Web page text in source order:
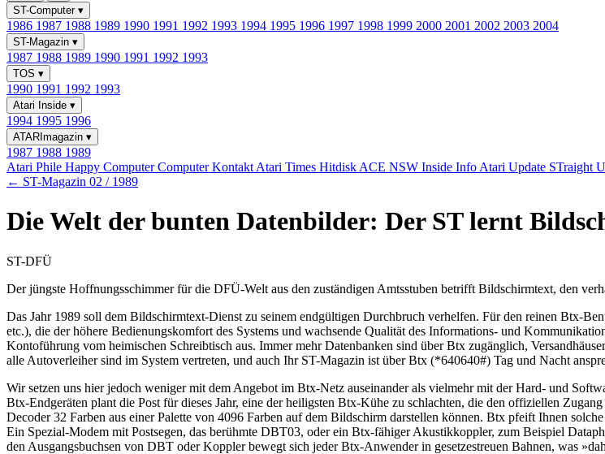
ST-Computer ▾
1986 1987 1988 1989 1990 1991 1992 1993 1994 1995 1996 1997 1998 1999 2000 2001 2002 2003 2004
ST-Magazin ▾
1987 1988 1989 1990 1991 1992 1993
TOS ▾
1990 1991 1992 1993
Atari Inside ▾
1994 1995 1996
ATARImagazin ▾
1987 1988 1989
Atari Phile Happy ComputerComputer Kontakt Atari Times Hitdisk ACE NSW Inside Info Atari Update STraight
← ST-Magazin 02 / 1989
Die Welt der bunten Datenbilder: Der ST lernt
ST-DFÜ
Der jüngste Hoffnungsschimmer für die DFÜ-Welt aus den zuständigen Amtsstuben betrifft Bildschirmtext, den
Das Jahr 1989 soll dem Bildschirmtext-Dienst zu seinem endgültigen Durchbruch verhelfen. Für den reinen Btx-
etc.), die der höhere Bedienungskomfort des Systems und wachsende Qualität des Informations- und
Kontoführung vom heimischen Schreibtisch aus. Immer mehr Datenbanken sind über Btx zugänglich,
alle Autoverleiher sind im System vertreten, und auch Ihr ST-Magazin ist über Btx (*640640#) Tag und Nacht
Wir setzen uns hier jedoch weniger mit dem Angebot im Btx-Netz auseinander als vielmehr mit der Hard- und
Btx-Endgeräten plant die Post für dieses Jahr, eine der heiligsten Btx-Kühe zu schlachten, die den offiziellen
Decoder 32 Farben aus einer Palette von 4096 Farben auf dem Bildschirm darstellen können. Btx pfeift Ihnen
Ein Spezial-Modem mit Postsegen, das berühmte DBT03, oder ein Btx-fähiger Akustikkoppler, zum Beispiel
den Ausgangsbuchsen von DBT oder Koppler bewegt sich jeder Btx-Anwender in gesetzestreuen Bahnen, was